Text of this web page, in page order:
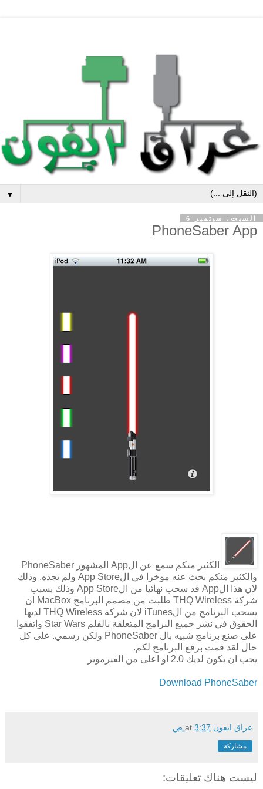
▼
السبت، سبتمبر 6
PhoneSaber App
الكثير منكم سمع عن الApp المشهور PhoneSaber
والكثير منكم بحث عنه مؤخرا في الApp Store ولم يجده. وذلك
لان هذا الApp قد سحب نهائيا من الApp Store وذلك بسبب
شركة THQ Wireless طلبت من مصمم البرنامج MacBox ان
يسحب البرنامج من الiTunes لان شركة THQ Wireless لديها
الحقوق في نشر جميع البرامج المتعلقة بالفلم Star Wars واتفقوا
على صنع برنامج شبيه بال PhoneSaber ولكن رسمي. على كل
حال لقد قمت برفع البرنامج لكم.
يجب ان يكون لديك 2.0 او اعلى من الفيرموير
Download PhoneSaber
عراق ايفون at 3:37 ص
مشاركة
ليست هناك تعليقات: